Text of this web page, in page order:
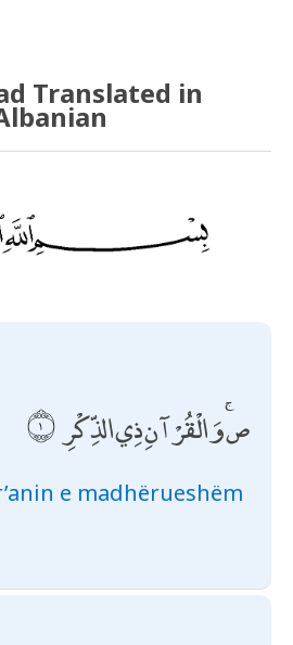
Translated in
ص ۚ وَالْقُرْآنِ ذِي الذِّكْرِ
e madhërueshëm